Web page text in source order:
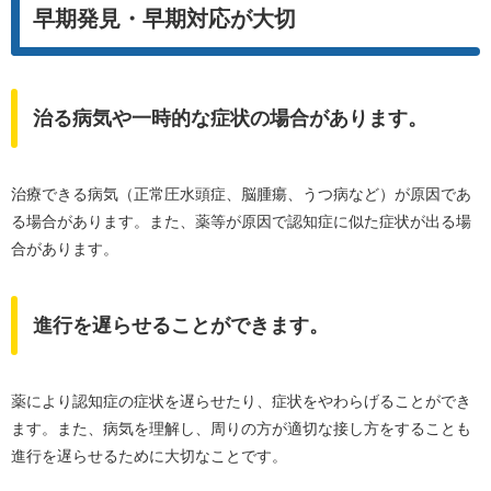
早期発見・早期対応が大切
治る病気や一時的な症状の場合があります。
治療できる病気（正常圧水頭症、脳腫瘍、うつ病など）が原因であ
る場合があります。また、薬等が原因で認知症に似た症状が出る場
合があります。
進行を遅らせることができます。
薬により認知症の症状を遅らせたり、症状をやわらげることができ
ます。また、病気を理解し、周りの方が適切な接し方をすることも
進行を遅らせるために大切なことです。